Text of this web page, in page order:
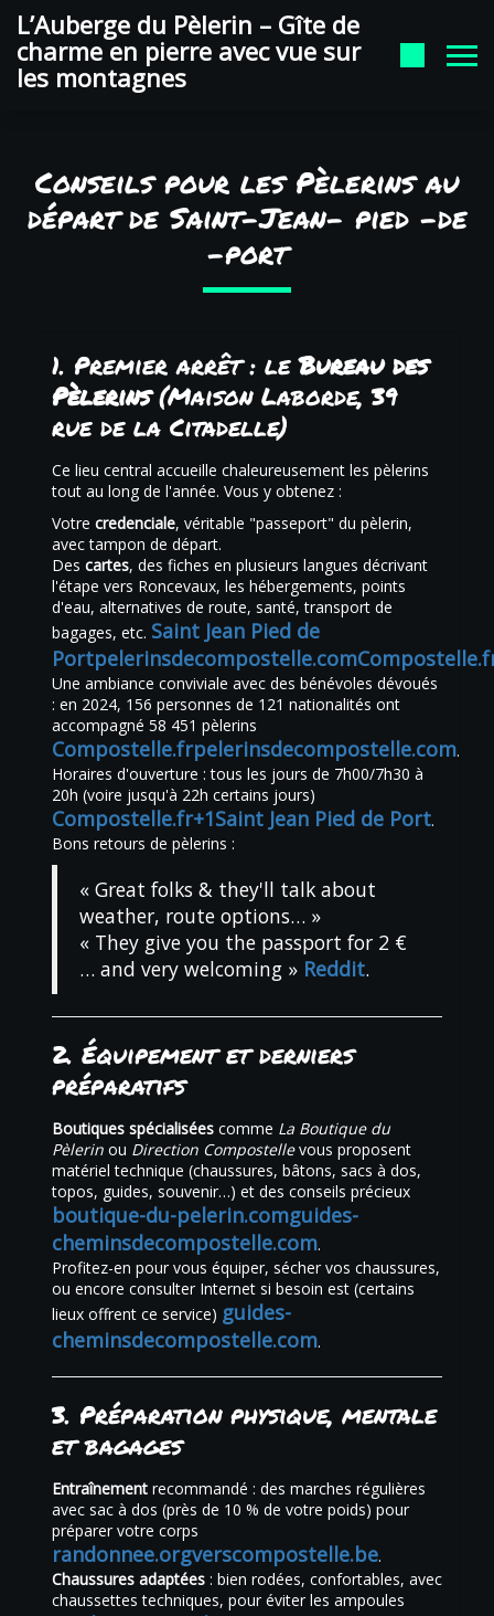
auberge du pelerin Google
L’Auberge du Pèlerin – Gîte de
charme en pierre avec vue sur
les montagnes
Conseils pour les Pèlerins au
départ de Saint-Jean- pied -de
-port
1. Premier arrêt : leBureau des
Pèlerins(Maison Laborde, 39
rue de la Citadelle)
Ce lieu central accueille chaleureusement les pèlerins
tout au long de l'année. Vous y obtenez :
Votre credenciale, véritable "passeport" du pèlerin,
avec tampon de départ.
Des cartes, des fiches en plusieurs langues décrivant
l'étape vers Roncevaux, les hébergements, points
d'eau, alternatives de route, santé, transport de
bagages, etc. Saint Jean Pied de
Portpelerinsdecompostelle.com
Une ambiance conviviale avec des bénévoles dévoués
: en 2024, 156 personnes de 121 nationalités ont
accompagné 58 451 pèlerins
Compostelle.frpelerinsdecompostelle.com.
Horaires d'ouverture : tous les jours de 7h00/7h30 à
20h (voire jusqu'à 22h certains jours)
Compostelle.fr+1Saint Jean Pied de Port.
Bons retours de pèlerins :
« Great folks & they'll talk about
weather, route options… »
« They give you the passport for 2 €
… and very welcoming » Reddit.
2. Équipement et derniers
préparatifs
Boutiques spécialisées comme La Boutique du
Pèlerin ou Direction Compostellevous proposent
matériel technique (chaussures, bâtons, sacs à dos,
topos, guides, souvenir…) et des conseils précieux
boutique-du-pelerin.comguides-
cheminsdecompostelle.com.
Profitez-en pour vous équiper, sécher vos chaussures,
ou encore consulter Internet si besoin est (certains
lieux offrent ce service) guides-
cheminsdecompostelle.com.
3. Préparation physique, mentale
et bagages
Entraînement recommandé : des marches régulières
avec sac à dos (près de 10 % de votre poids) pour
préparer votre corps
randonnee.orgverscompostelle.be.
Chaussures adaptées : bien rodées, confortables, avec
chaussettes techniques, pour éviter les ampoules